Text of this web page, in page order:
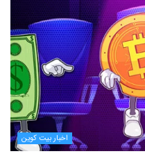
اخبار بیت کوین